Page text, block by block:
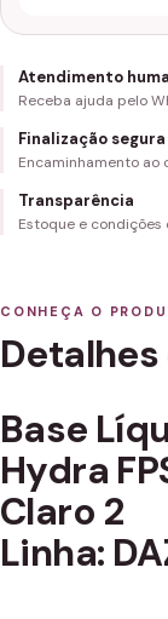
Atendimento
Receba ajuda pelo
Finalização segura
Encaminhamento ao
Transparência
Estoque e
CONHEÇA O
Base
Hydra
Claro 2
Linha: